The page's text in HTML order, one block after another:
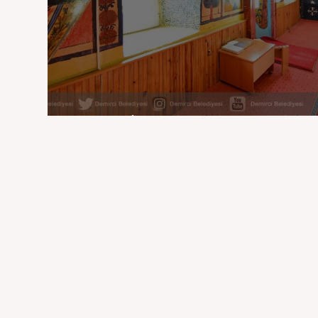
Manisa'nın Kalemişi